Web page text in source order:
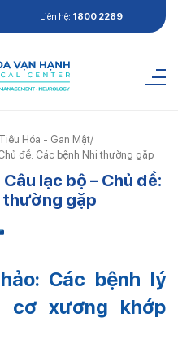
Liên hệ: 1800 2289
Tiêu Hóa - Gan Mật/
đề: Các bệnh Nhi thường gặp
lạc bộ – Chủ đề:
thường gặp
Các bệnh lý
cơ xương khớp